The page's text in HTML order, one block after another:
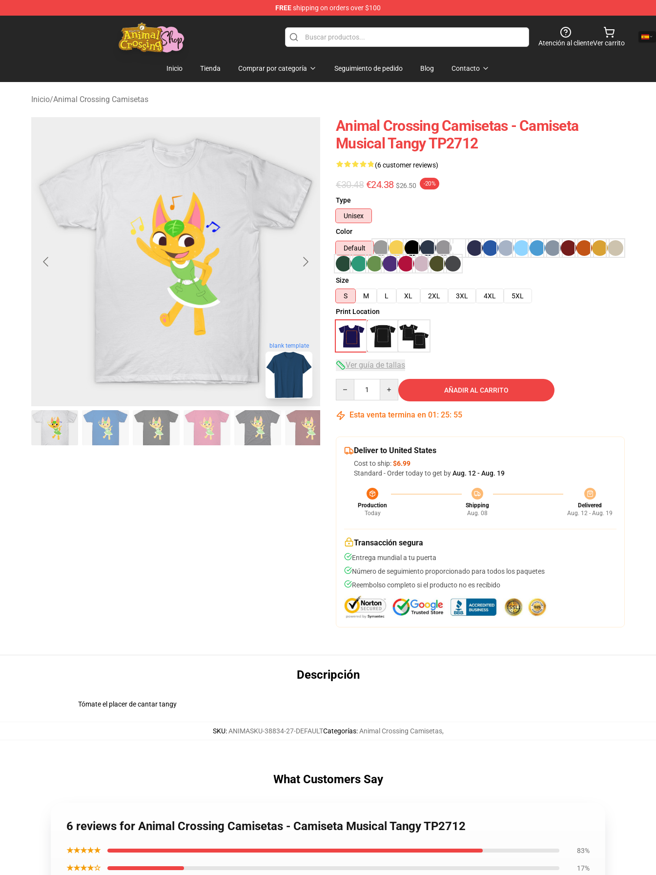
FREEshipping on orders over $100
Animal Crossing Shop - Official Animal Crossing Merchandise Store
Atención al clienteVer carrito
Inicio Tienda Comprar por categoría Seguimiento de pedido Blog Contacto
Inicio/Animal Crossing Camisetas
blank template
Animal Crossing Camisetas - Camiseta
Musical Tangy TP2712
(6 customer reviews)
€30.48 €24.38 $26.50 -20%
Type
Unisex
Color
Default
Size
S
M L XL 2XL 3XL 4XL
5XL
Print Location
Ver guía de tallas
AÑADIR AL CARRITO
Esta venta termina en 01 : 25: 54
Deliver to United States
Cost to ship:$6.99
Standard - Order today to get byAug. 12 - Aug. 19
Production
Today
Shipping
Aug. 08
Delivered
Aug. 12 - Aug. 19
Transacción segura
Entrega mundial a tu puerta
Número de seguimiento proporcionado para todos los paquetes
Reembolso completo si el producto no es recibido
Descripción
Tómate el placer de cantar tangy
SKU:ANIMASKU-38834-27-DEFAULTCategorías:Animal Crossing Camisetas,
What Customers Say
6 reviews for Animal Crossing Camisetas - Camiseta Musical Tangy TP2712
★★★★★ 83%
★★★★☆ 17%